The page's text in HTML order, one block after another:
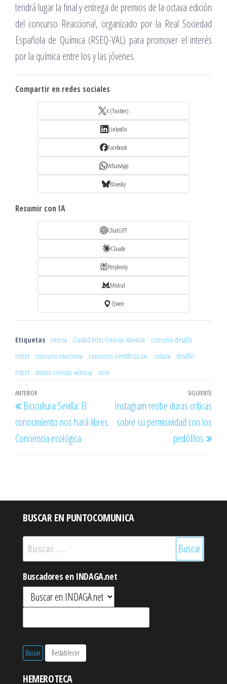
tendrá lugar la final y entrega de premios de la octava edición
del concurso Reacciona!, organizado por la Real Sociedad
Española de Química (RSEQ-VAL) para promover el interés
por la química entre los y las jóvenes.
Compartir en redes sociales
X (Twitter)
LinkedIn
Facebook
WhatsApp
Bluesky
Resumir con IA
ChatGPT
Claude
Perplexity
Mistral
Qwen
Etiquetas ciencia Ciudad Artes Ciencias Valencia
concurso desafío
robot
concurso reacciona concursos científicos cac cultura
desafío
robot
museo ciencias valencia ocio
Navegación
de
entradas
Entrada
anterior
ANTERIOR
Biocultura Sevilla: El
conocimiento nos hará libres.
Conciencia ecológica
SIGUIENTE
Instagram recibe duras críticas
sobre su permisividad con los
pedófilos
BUSCAR EN PUNTOCOMUNICA
Buscar:
Buscadores en INDAGA.net
HEMEROTECA